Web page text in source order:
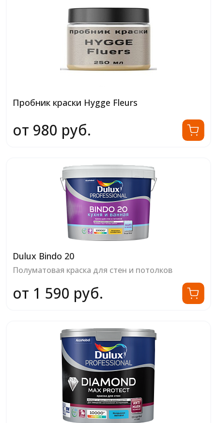
Пробник краски Hygge Fleurs
от 980 руб.
Dulux Bindo 20
Полуматовая краска для стен и потолков
от 1 590 руб.